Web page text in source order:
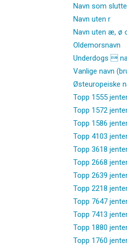
Navn som
Navn uten r
Navn uten æ, ø
Oldemorsnavn
Underdogs 
Vanlige navn
Østeuropeiske
Topp 1555
Topp 1572
Topp 1586
Topp 4103
Topp 3618
Topp 2668
Topp 2639
Topp 2218
Topp 7647
Topp 7413
Topp 1880
Topp 1760